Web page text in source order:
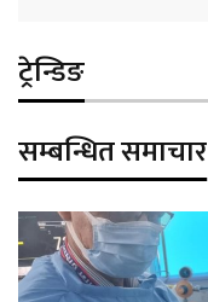
ट्रेन्डिङ
सम्बन्धित समाचार